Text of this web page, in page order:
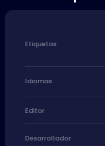
Etiquetas
Idiomas
Editor
Desarrollador